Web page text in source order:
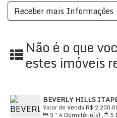
para junho de 2025.
Preço e disponibilidade do
sem aviso prévio. (47)
Não é o que
estes imóveis
BEVERLY HILLS
R$
Valor de Venda
3 ~ 4 Dormitório(s) , 5